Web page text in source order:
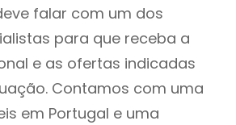
falar com um dos
para que receba a
e as ofertas indicadas
Contamos com uma
em Portugal e uma